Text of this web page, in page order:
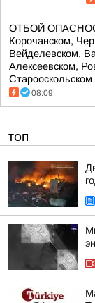
ОТБОЙ
Корочанском,
Вейделевском,
Алексеевском,
08:09
ТОП